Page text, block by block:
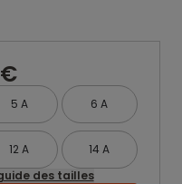
5 A 6 A
12 A
14 A
des tailles